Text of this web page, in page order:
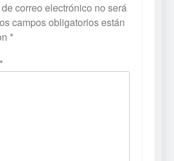
correo electrónico no será
campos obligatorios están
*
*